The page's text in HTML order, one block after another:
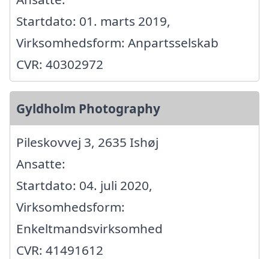
Startdato: 01. marts 2019,
Virksomhedsform: Anpartsselskab
CVR: 40302972
Gyldholm Photography
Pileskovvej 3, 2635 Ishøj
Ansatte:
Startdato: 04. juli 2020,
Virksomhedsform:
Enkeltmandsvirksomhed
CVR: 41491612